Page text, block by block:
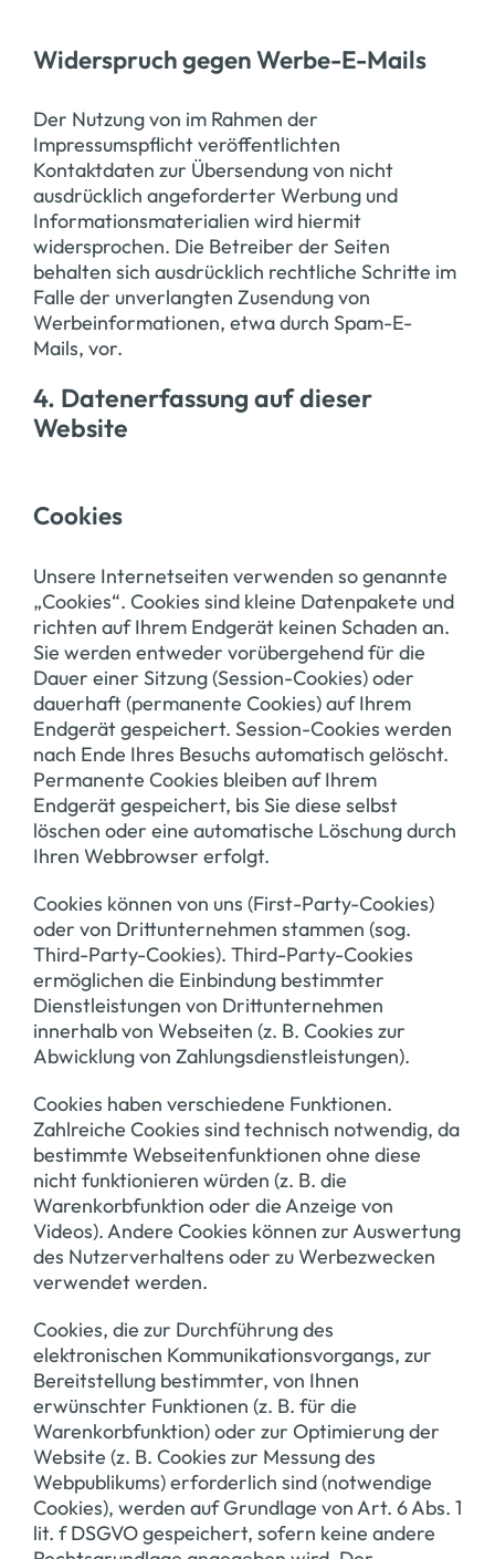
Widerspruch gegen Werbe-E-Mails
Der Nutzung von im Rahmen der
Impressumspflicht veröffentlichten
Kontaktdaten zur Übersendung von nicht
ausdrücklich angeforderter Werbung und
Informationsmaterialien wird hiermit
widersprochen. Die Betreiber der Seiten
behalten sich ausdrücklich rechtliche Schritte im
Falle der unverlangten Zusendung von
Werbeinformationen, etwa durch Spam-E-
Mails, vor.
4. Datenerfassung auf dieser
Website
Cookies
Unsere Internetseiten verwenden so genannte
„Cookies“. Cookies sind kleine Datenpakete und
richten auf Ihrem Endgerät keinen Schaden an.
Sie werden entweder vorübergehend für die
Dauer einer Sitzung (Session-Cookies) oder
dauerhaft (permanente Cookies) auf Ihrem
Endgerät gespeichert. Session-Cookies werden
nach Ende Ihres Besuchs automatisch gelöscht.
Permanente Cookies bleiben auf Ihrem
Endgerät gespeichert, bis Sie diese selbst
löschen oder eine automatische Löschung durch
Ihren Webbrowser erfolgt.
Cookies können von uns (First-Party-Cookies)
oder von Drittunternehmen stammen (sog.
Third-Party-Cookies). Third-Party-Cookies
ermöglichen die Einbindung bestimmter
Dienstleistungen von Drittunternehmen
innerhalb von Webseiten (z. B. Cookies zur
Abwicklung von Zahlungsdienstleistungen).
Cookies haben verschiedene Funktionen.
Zahlreiche Cookies sind technisch notwendig, da
bestimmte Webseitenfunktionen ohne diese
nicht funktionieren würden (z. B. die
Warenkorbfunktion oder die Anzeige von
Videos). Andere Cookies können zur Auswertung
des Nutzerverhaltens oder zu Werbezwecken
verwendet werden.
Cookies, die zur Durchführung des
elektronischen Kommunikationsvorgangs, zur
Bereitstellung bestimmter, von Ihnen
erwünschter Funktionen (z. B. für die
Warenkorbfunktion) oder zur Optimierung der
Website (z. B. Cookies zur Messung des
Webpublikums) erforderlich sind (notwendige
Cookies), werden auf Grundlage von Art. 6 Abs. 1
lit. f DSGVO gespeichert, sofern keine andere